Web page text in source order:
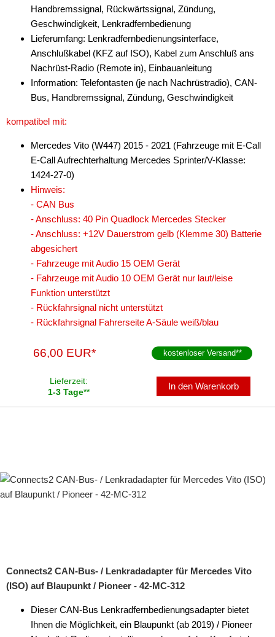
Handbremssignal, Rückwärtssignal, Zündung,
Geschwindigkeit, Lenkradfernbedienung
Lieferumfang: Lenkradfernbedienungsinterface,
Anschlußkabel (KFZ auf ISO), Kabel zum Anschluß ans
Nachrüst-Radio (Remote in), Einbauanleitung
Information: Telefontasten (je nach Nachrüstradio), CAN-
Bus, Handbremssignal, Zündung, Geschwindigkeit
kompatibel mit:
Mercedes Vito (W447) 2015 - 2021 (Fahrzeuge mit E-Call
E-Call Aufrechterhaltung Mercedes Sprinter/V-Klasse:
1424-27-0)
Hinweis:
- CAN Bus
- Anschluss: 40 Pin Quadlock Mercedes Stecker
- Anschluss: +12V Dauerstrom gelb (Klemme 30) Batterie
abgesichert
- Fahrzeuge mit Audio 15 OEM Gerät
- Fahrzeuge mit Audio 10 OEM Gerät nur laut/leise
Funktion unterstützt
- Rückfahrsignal nicht unterstützt
- Rückfahrsignal Fahrerseite A-Säule weiß/blau
66,00 EUR* kostenloser Versand**
Lieferzeit:
1-3 Tage**
In den Warenkorb
Connects2 CAN-Bus- / Lenkradadapter für Mercedes Vito
(ISO) auf Blaupunkt / Pioneer - 42-MC-312
Dieser CAN-Bus Lenkradfernbedienungsadapter bietet
Ihnen die Möglichkeit, ein Blaupunkt (ab 2019) / Pioneer